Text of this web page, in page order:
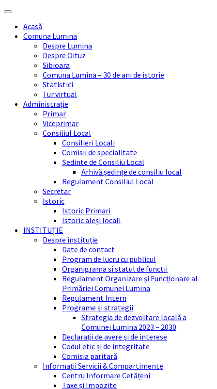
Skip
content
Skip
sidebar
Skip
right
sidebar
Skip
footerAcasă
Comuna Lumina
Despre Lumina
Despre Oituz
Sibioara
Comuna Lumina – 30 de ani de istorie
Statistici
Tur virtual
Administrație
Primar
Viceprimar
Consiliul Local
Consilieri Locali
Comisii de specialitate
Ședinte de Consiliu Local
Arhivă ședințe de consiliu local
Regulament Consiliul Local
Secretar
Istoric
Istoric Primari
Istoric aleși locali
INSTITUȚIE
Despre instituție
Date de contact
Program de lucru cu publicul
Organigrama si statul de functii
Regulament Organizare și Funcționare al
Primăriei Comunei Lumina
Regulament Intern
Programe și strategii
Strategia de dezvoltare locală a
Comunei Lumina 2023 – 2030
Declarații de avere și de interese
Codul etic și de integritate
Comisia paritară
Informații Servicii & Compartimente
Centru Informare Cetățeni
Taxe și Impozite